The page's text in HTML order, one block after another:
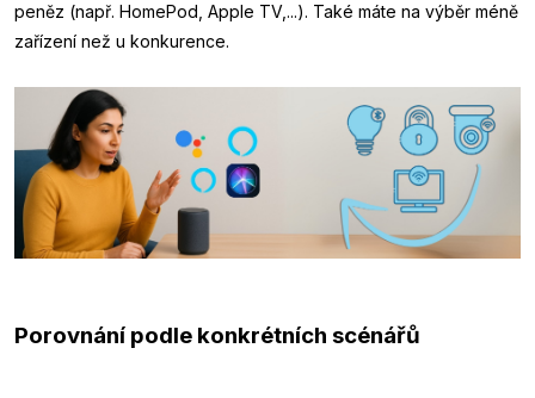
peněz (např. HomePod, Apple TV,...). Také máte na výběr méně
zařízení než u konkurence.
Porovnání podle konkrétních scénářů